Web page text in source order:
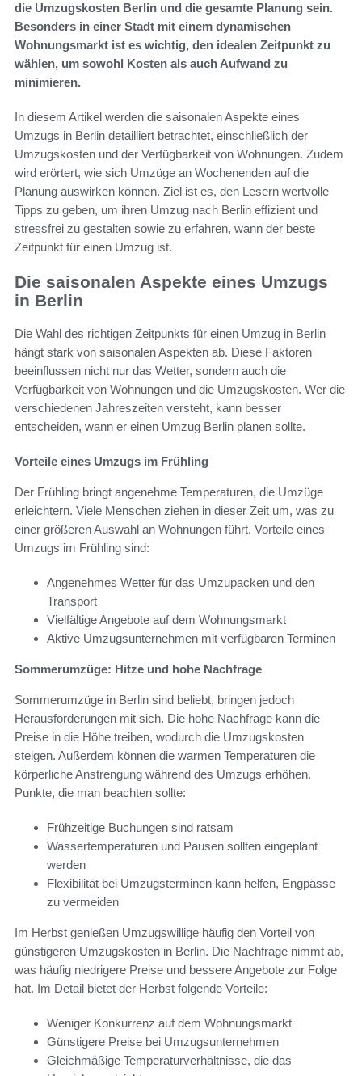
die Umzugskosten Berlin und die gesamte Planung sein.
Besonders in einer Stadt mit einem dynamischen
Wohnungsmarkt ist es wichtig, den idealen Zeitpunkt zu
wählen, um sowohl Kosten als auch Aufwand zu
minimieren.
In diesem Artikel werden die saisonalen Aspekte eines
Umzugs in Berlin detailliert betrachtet, einschließlich der
Umzugskosten und der Verfügbarkeit von Wohnungen. Zudem
wird erörtert, wie sich Umzüge an Wochenenden auf die
Planung auswirken können. Ziel ist es, den Lesern wertvolle
Tipps zu geben, um ihren Umzug nach Berlin effizient und
stressfrei zu gestalten sowie zu erfahren, wann der beste
Zeitpunkt für einen Umzug ist.
Die saisonalen Aspekte eines Umzugs
in Berlin
Die Wahl des richtigen Zeitpunkts für einen Umzug in Berlin
hängt stark von saisonalen Aspekten ab. Diese Faktoren
beeinflussen nicht nur das Wetter, sondern auch die
Verfügbarkeit von Wohnungen und die Umzugskosten. Wer die
verschiedenen Jahreszeiten versteht, kann besser
entscheiden, wann er einen Umzug Berlin planen sollte.
Vorteile eines Umzugs im Frühling
Der Frühling bringt angenehme Temperaturen, die Umzüge
erleichtern. Viele Menschen ziehen in dieser Zeit um, was zu
einer größeren Auswahl an Wohnungen führt. Vorteile eines
Umzugs im Frühling sind:
Angenehmes Wetter für das Umzupacken und den
Transport
Vielfältige Angebote auf dem Wohnungsmarkt
Aktive Umzugsunternehmen mit verfügbaren Terminen
Sommerumzüge: Hitze und hohe Nachfrage
Sommerumzüge in Berlin sind beliebt, bringen jedoch
Herausforderungen mit sich. Die hohe Nachfrage kann die
Preise in die Höhe treiben, wodurch die Umzugskosten
steigen. Außerdem können die warmen Temperaturen die
körperliche Anstrengung während des Umzugs erhöhen.
Punkte, die man beachten sollte:
Frühzeitige Buchungen sind ratsam
Wassertemperaturen und Pausen sollten eingeplant
werden
Flexibilität bei Umzugsterminen kann helfen, Engpässe
zu vermeiden
Im Herbst genießen Umzugswillige häufig den Vorteil von
günstigeren Umzugskosten in Berlin. Die Nachfrage nimmt ab,
was häufig niedrigere Preise und bessere Angebote zur Folge
hat. Im Detail bietet der Herbst folgende Vorteile:
Weniger Konkurrenz auf dem Wohnungsmarkt
Günstigere Preise bei Umzugsunternehmen
Gleichmäßige Temperaturverhältnisse, die das